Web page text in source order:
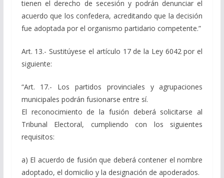
tienen el derecho de secesión y podrán denunciar el
acuerdo que los confedera, acreditando que la decisión
fue adoptada por el organismo partidario competente.”
Art. 13.- Sustitúyese el artículo 17 de la Ley 6042 por el
siguiente:
“Art. 17.- Los partidos provinciales y agrupaciones
municipales podrán fusionarse entre sí.
El reconocimiento de la fusión deberá solicitarse al
Tribunal Electoral, cumpliendo con los siguientes
requisitos:
a) El acuerdo de fusión que deberá contener el nombre
adoptado, el domicilio y la designación de apoderados.